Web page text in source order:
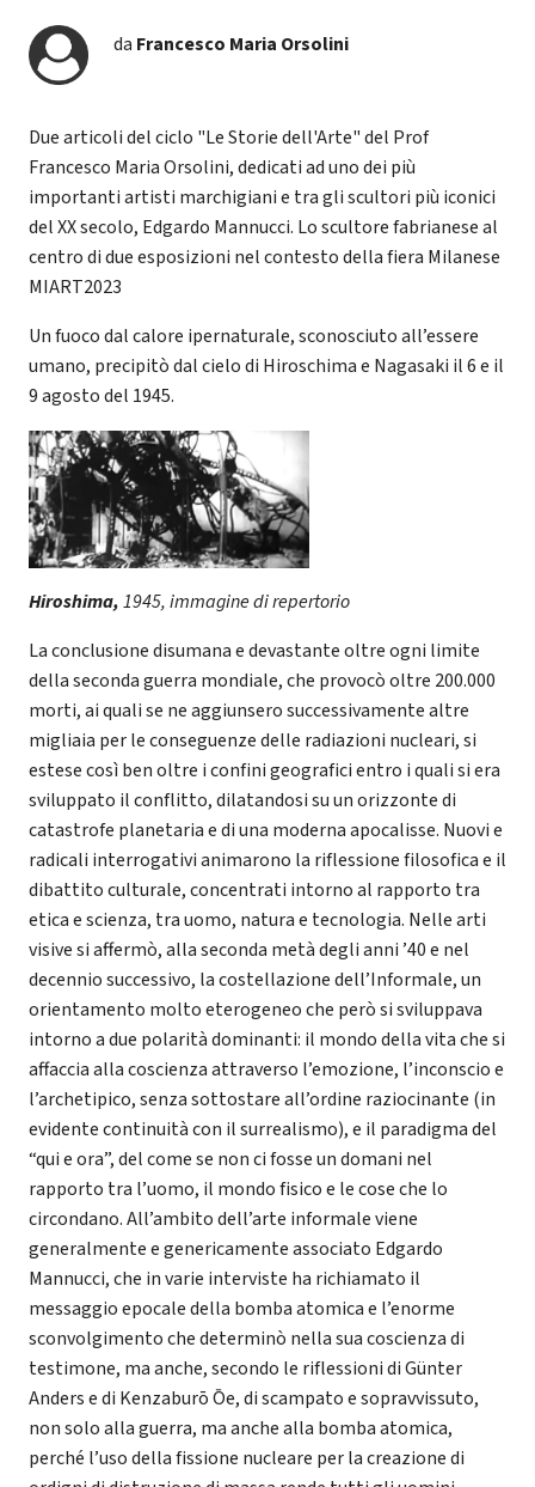
da Francesco Maria Orsolini
Due articoli del ciclo "Le Storie dell'Arte" del Prof
Francesco Maria Orsolini, dedicati ad uno dei più
importanti artisti marchigiani e tra gli scultori più iconici
del XX secolo, Edgardo Mannucci. Lo scultore fabrianese al
centro di due esposizioni nel contesto della fiera Milanese
MIART2023
Un fuoco dal calore ipernaturale, sconosciuto all’essere
umano, precipitò dal cielo di Hiroschima e Nagasaki il 6 e il
9 agosto del 1945.
Hiroshima,1945, immagine di repertorio
La conclusione disumana e devastante oltre ogni limite
della seconda guerra mondiale, che provocò oltre 200.000
morti, ai quali se ne aggiunsero successivamente altre
migliaia per le conseguenze delle radiazioni nucleari, si
estese così ben oltre i confini geografici entro i quali si era
sviluppato il conflitto, dilatandosi su un orizzonte di
catastrofe planetaria e di una moderna apocalisse. Nuovi e
radicali interrogativi animarono la riflessione filosofica e il
dibattito culturale, concentrati intorno al rapporto tra
etica e scienza, tra uomo, natura e tecnologia. Nelle arti
visive si affermò, alla seconda metà degli anni ’40 e nel
decennio successivo, la costellazione dell’Informale, un
orientamento molto eterogeneo che però si sviluppava
intorno a due polarità dominanti: il mondo della vita che si
affaccia alla coscienza attraverso l’emozione, l’inconscio e
l’archetipico, senza sottostare all’ordine raziocinante (in
evidente continuità con il surrealismo), e il paradigma del
“qui e ora”, del come se non ci fosse un domani nel
rapporto tra l’uomo, il mondo fisico e le cose che lo
circondano. All’ambito dell’arte informale viene
generalmente e genericamente associato Edgardo
Mannucci, che in varie interviste ha richiamato il
messaggio epocale della bomba atomica e l’enorme
sconvolgimento che determinò nella sua coscienza di
testimone, ma anche, secondo le riflessioni di Günter
Anders e di Kenzaburō Ōe, di scampato e sopravvissuto,
non solo alla guerra, ma anche alla bomba atomica,
perché l’uso della fissione nucleare per la creazione di